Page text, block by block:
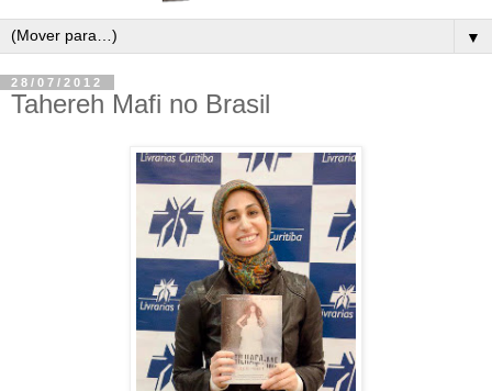
▼
28/07/2012
Tahereh Mafi no Brasil